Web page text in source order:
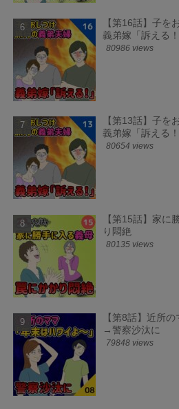
【第16話】子を
義弟嫁「訴える！
80986 views
【第13話】子を
義弟嫁「訴える！
80654 views
【第15話】家に
り悶絶
80135 views
【第8話】近所
→警察沙汰に
79848 views